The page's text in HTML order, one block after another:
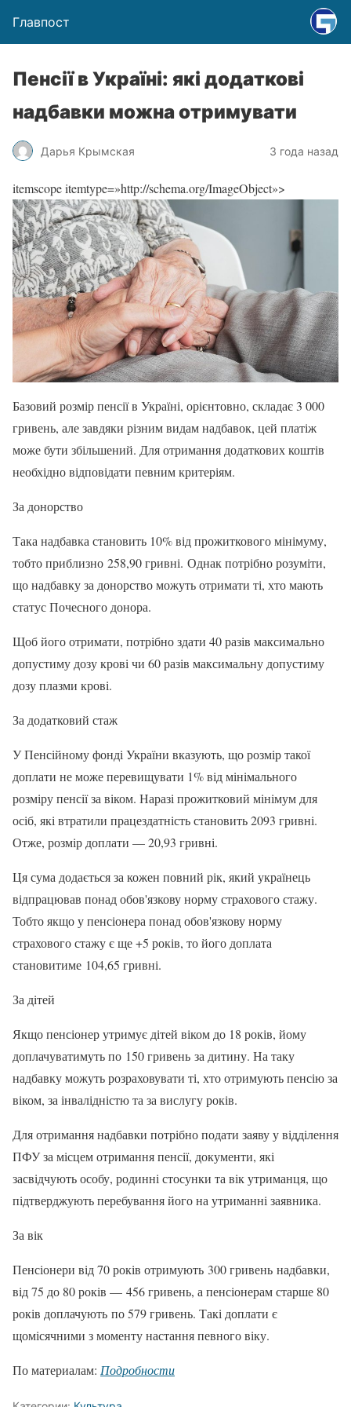
Главпост
Пенсії в Україні: які додаткові
надбавки можна отримувати
Дарья Крымская 3 года назад
itemscope itemtype=»http://schema.org/ImageObject»>
Базовий розмір пенсії в Україні, орієнтовно, складає 3 000
гривень, але завдяки різним видам надбавок, цей платіж
може бути збільшений. Для отримання додаткових коштів
необхідно відповідати певним критеріям.
За донорство
Така надбавка становить 10% від прожиткового мінімуму,
тобто приблизно 258,90 гривні. Однак потрібно розуміти,
що надбавку за донорство можуть отримати ті, хто мають
статус Почесного донора.
Щоб його отримати, потрібно здати 40 разів максимально
допустиму дозу крові чи 60 разів максимальну допустиму
дозу плазми крові.
За додатковий стаж
У Пенсійному фонді України вказують, що розмір такої
доплати не може перевищувати 1% від мінімального
розміру пенсії за віком. Наразі прожитковий мінімум для
осіб, які втратили працездатність становить 2093 гривні.
Отже, розмір доплати — 20,93 гривні.
Ця сума додається за кожен повний рік, який українець
відпрацював понад обов'язкову норму страхового стажу.
Тобто якщо у пенсіонера понад обов'язкову норму
страхового стажу є ще +5 років, то його доплата
становитиме 104,65 гривні.
За дітей
Якщо пенсіонер утримує дітей віком до 18 років, йому
доплачуватимуть по 150 гривень за дитину. На таку
надбавку можуть розраховувати ті, хто отримують пенсію за
віком, за інвалідністю та за вислугу років.
Для отримання надбавки потрібно подати заяву у відділення
ПФУ за місцем отримання пенсії, документи, які
засвідчують особу, родинні стосунки та вік утриманця, що
підтверджують перебування його на утриманні заявника.
За вік
Пенсіонери від 70 років отримують 300 гривень надбавки,
від 75 до 80 років — 456 гривень, а пенсіонерам старше 80
років доплачують по 579 гривень. Такі доплати є
щомісячними з моменту настання певного віку.
По материалам: Подробности